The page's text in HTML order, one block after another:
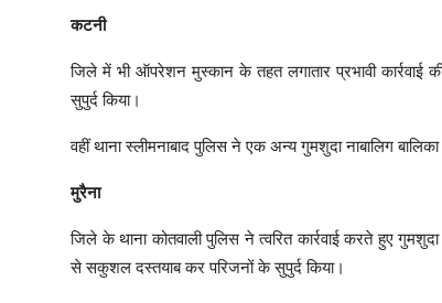
कटनी
जिले में भी ऑपरेशन मुस्कान के तहत लगातार प्रभावी
सुपुर्द किया।
वहीं थाना स्लीमनाबाद पुलिस ने एक अन्य गुमशुदा नाबालिग
मुरैना
जिले के थाना कोतवाली पुलिस ने त्वरित कार्रवाई करते हुए
से सकुशल दस्तयाब कर परिजनों के सुपुर्द किया।